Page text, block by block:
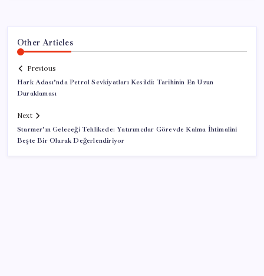
Other Articles
Previous
Hark Adası’nda Petrol Sevkiyatları Kesildi: Tarihinin En Uzun
Duraklaması
Next
Starmer’ın Geleceği Tehlikede: Yatırımcılar Görevde Kalma İhtimalini
Beşte Bir Olarak Değerlendiriyor